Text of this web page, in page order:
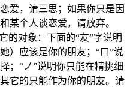
爱，请三思；如果你只是因
某个人谈恋爱，请放弃。
的对象：下面的“友”字说明
）应该是你的朋友；“ㄇ”说
；“ノ”说明你只能在精挑细
它的只能作为你的朋友。请